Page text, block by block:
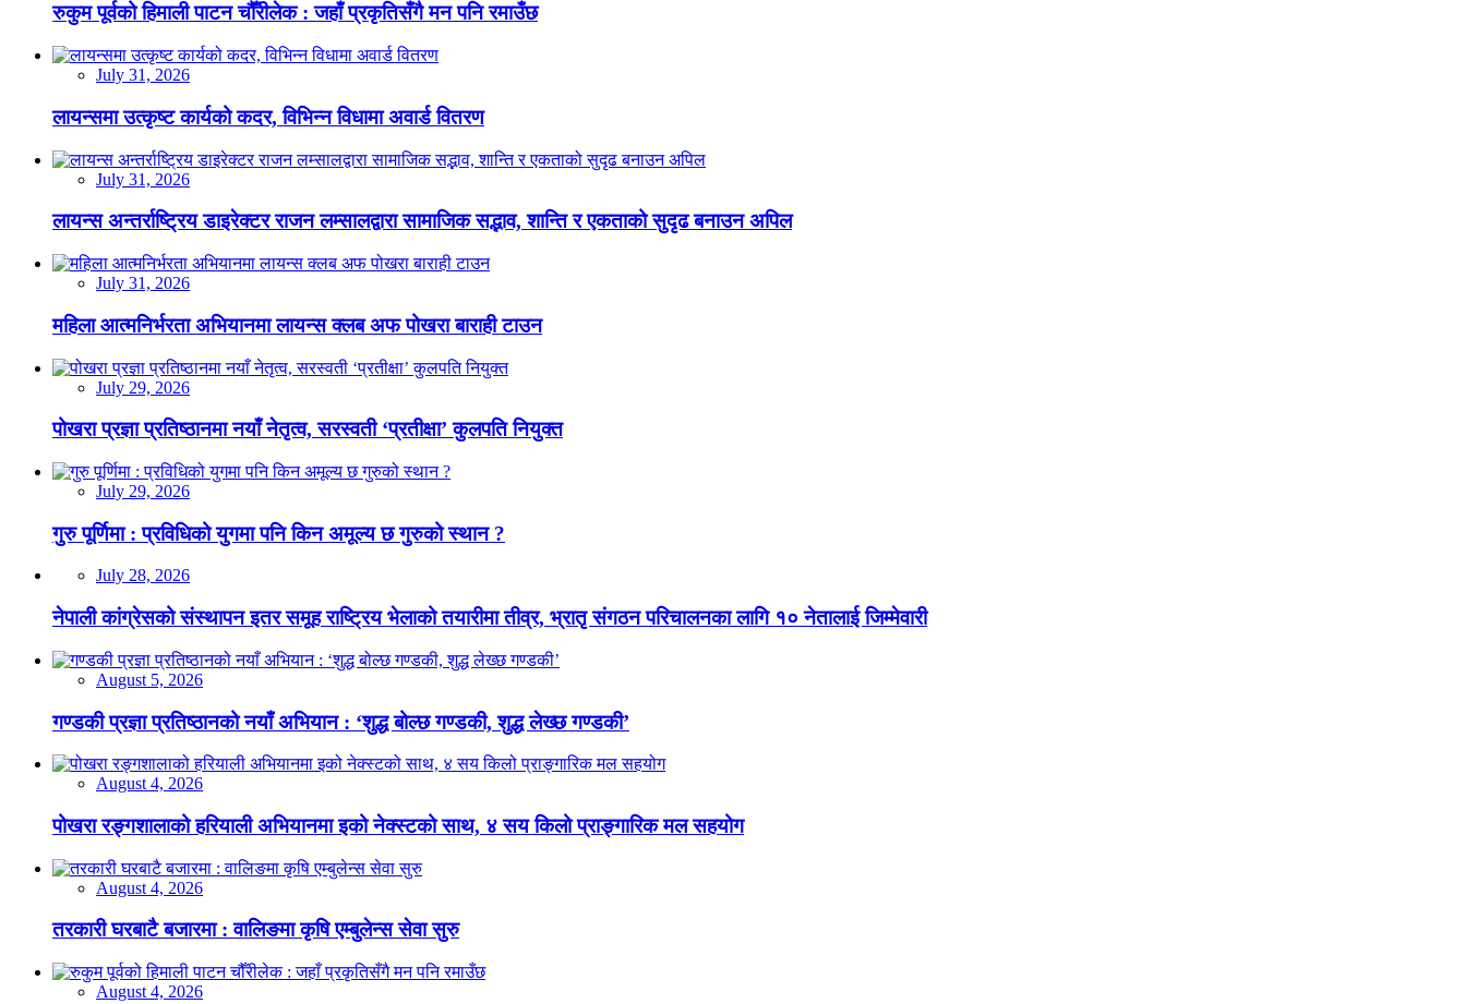
रुकुम पूर्वको हिमाली पाटन चौँरीलेक : जहाँ प्रकृतिसँगै मन पनि रमाउँछ
July 31, 2026
लायन्समा उत्कृष्ट कार्यको कदर, विभिन्न विधामा अवार्ड वितरण
July 31, 2026
लायन्स अन्तर्राष्ट्रिय डाइरेक्टर राजन लम्सालद्वारा सामाजिक सद्भाव, शान्ति र एकताको सुदृढ बनाउन अपिल
July 31, 2026
महिला आत्मनिर्भरता अभियानमा लायन्स क्लब अफ पोखरा बाराही टाउन
July 29, 2026
पोखरा प्रज्ञा प्रतिष्ठानमा नयाँ नेतृत्व, सरस्वती ‘प्रतीक्षा’ कुलपति नियुक्त
July 29, 2026
गुरु पूर्णिमा : प्रविधिको युगमा पनि किन अमूल्य छ गुरुको स्थान ?
July 28, 2026
नेपाली कांग्रेसको संस्थापन इतर समूह राष्ट्रिय भेलाको तयारीमा तीव्र, भ्रातृ संगठन परिचालनका लागि १० नेतालाई जिम्मेवारी
August 5, 2026
गण्डकी प्रज्ञा प्रतिष्ठानको नयाँ अभियान : ‘शुद्ध बोल्छ गण्डकी, शुद्ध लेख्छ गण्डकी’
August 4, 2026
पोखरा रङ्गशालाको हरियाली अभियानमा इको नेक्स्टको साथ, ४ सय किलो प्राङ्गारिक मल सहयोग
August 4, 2026
तरकारी घरबाटै बजारमा : वालिङमा कृषि एम्बुलेन्स सेवा सुरु
August 4, 2026